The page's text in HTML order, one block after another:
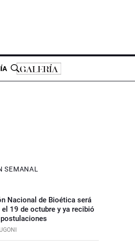
SEMANAL
Nacional de Bioética será
el 19 de octubre y ya recibió